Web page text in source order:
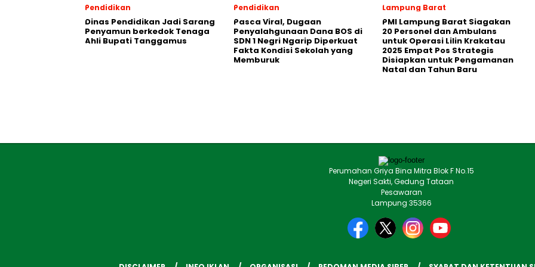
Pendidikan
Dinas Pendidikan Jadi Sarang
Penyamun berkedok Tenaga
Ahli Bupati Tanggamus
Pendidikan
Pasca Viral, Dugaan
Penyalahgunaan Dana BOS di
SDN 1 Negri Ngarip Diperkuat
Fakta Kondisi Sekolah yang
Memburuk
Lampung Barat
PMI Lampung Barat Siagakan
20 Personel dan Ambulans
untuk Operasi Lilin Krakatau
2025 Empat Pos Strategis
Disiapkan untuk Pengamanan
Natal dan Tahun Baru
Perumahan Griya Bina Mitra Blok F No.15
Negeri Sakti, Gedung Tataan
Pesawaran
Lampung 35366